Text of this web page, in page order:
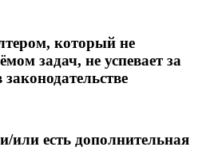
который не
задач, не успевает за
есть дополнительная